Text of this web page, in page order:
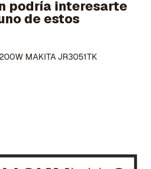
podría interesarte
de estos
MAKITA JR3051TK